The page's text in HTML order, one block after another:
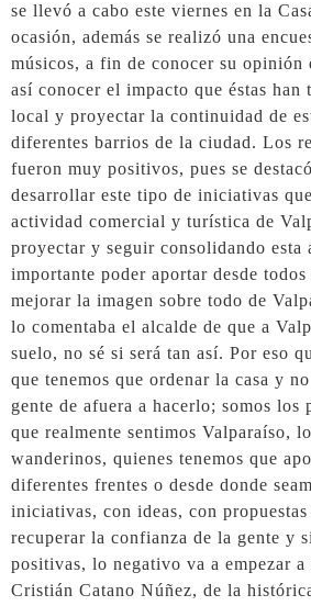
se llevó a cabo este viernes en la
ocasión, además se realizó una
músicos, a fin de conocer su opinión
así conocer el impacto que éstas han
local y proyectar la continuidad de
diferentes barrios de la ciudad. Los
fueron muy positivos, pues se
desarrollar este tipo de iniciativas
actividad comercial y turística de
proyectar y seguir consolidando esta
importante poder aportar desde
mejorar la imagen sobre todo de
lo comentaba el alcalde de que a
suelo, no sé si será tan así. Por eso
que tenemos que ordenar la casa y
gente de afuera a hacerlo; somos los
que realmente sentimos Valparaíso,
wanderinos, quienes tenemos que
diferentes frentes o desde donde
iniciativas, con ideas, con
recuperar la confianza de la gente y
positivas, lo negativo va a empezar a
Cristián Catano Núñez, de la